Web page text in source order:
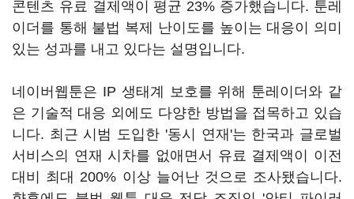
콘텐츠 유료 결제액이 평균 23% 증가했습니다. 툰레
이더를 통해 불법 복제 난이도를 높이는 대응이 의미
있는 성과를 내고 있다는 설명입니다.
네이버웹툰은 IP 생태계 보호를 위해 툰레이더와 같
은 기술적 대응 외에도 다양한 방법을 접목하고 있습
니다. 최근 시범 도입한 '동시 연재'는 한국과 글로벌
서비스의 연재 시차를 없애면서 유료 결제액이 이전
대비 최대 200% 이상 늘어난 것으로 조사됐습니다.